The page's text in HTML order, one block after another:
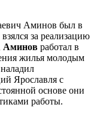
Аминов был в
за реализацию
Аминов работал в
жилья молодым
Ярославля с
основе они
работы.